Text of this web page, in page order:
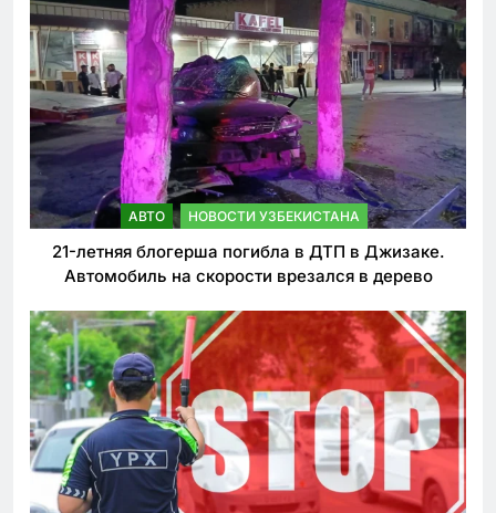
АВТО НОВОСТИ УЗБЕКИСТАНА
21-летняя блогерша погибла в ДТП в Джизаке.
Автомобиль на скорости врезался в дерево